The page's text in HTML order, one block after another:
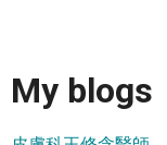
My blogs